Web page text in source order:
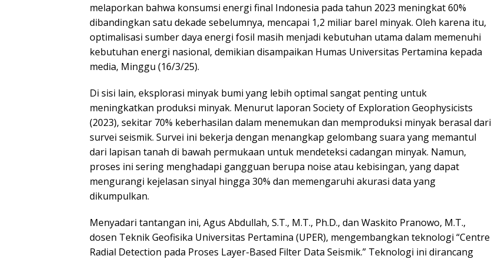
melaporkan bahwa konsumsi energi final Indonesia pada tahun 2023 meningkat 60%
dibandingkan satu dekade sebelumnya, mencapai 1,2 miliar barel minyak. Oleh karena itu,
optimalisasi sumber daya energi fosil masih menjadi kebutuhan utama dalam memenuhi
kebutuhan energi nasional, demikian disampaikan Humas Universitas Pertamina kepada
media, Minggu (16/3/25).
Di sisi lain, eksplorasi minyak bumi yang lebih optimal sangat penting untuk
meningkatkan produksi minyak. Menurut laporan Society of Exploration Geophysicists
(2023), sekitar 70% keberhasilan dalam menemukan dan memproduksi minyak berasal dari
survei seismik. Survei ini bekerja dengan menangkap gelombang suara yang memantul
dari lapisan tanah di bawah permukaan untuk mendeteksi cadangan minyak. Namun,
proses ini sering menghadapi gangguan berupa noise atau kebisingan, yang dapat
mengurangi kejelasan sinyal hingga 30% dan memengaruhi akurasi data yang
dikumpulkan.
Menyadari tantangan ini, Agus Abdullah, S.T., M.T., Ph.D., dan Waskito Pranowo, M.T.,
dosen Teknik Geofisika Universitas Pertamina (UPER), mengembangkan teknologi “Centre
Radial Detection pada Proses Layer-Based Filter Data Seismik.” Teknologi ini dirancang